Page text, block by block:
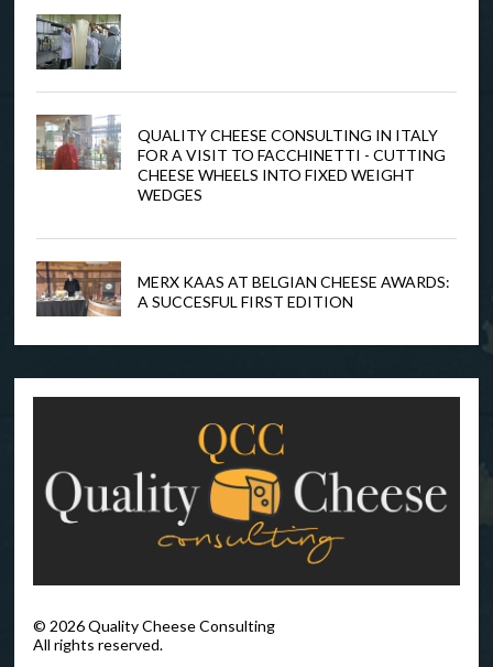
QUALITY CHEESE CONSULTING IN ITALY
FOR A VISIT TO FACCHINETTI - CUTTING
CHEESE WHEELS INTO FIXED WEIGHT
WEDGES
MERX KAAS AT BELGIAN CHEESE AWARDS:
A SUCCESFUL FIRST EDITION
© 2026Quality Cheese Consulting
All rights reserved.